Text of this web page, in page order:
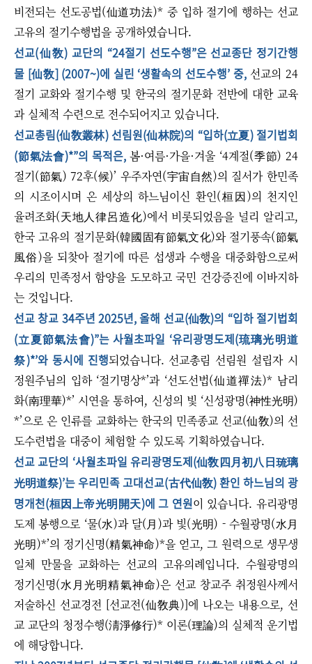
비전되는 선도공법(仙道功法)* 중 입하 절기에 행하는 선교
고유의 절기수행법을 공개하였습니다.​
선교(仙敎) 교단의 “24절기 선도수행”은 선교종단 정기간행
물 [仙敎] (2007~)에 실린 ‘생활속의 선도수행’ 중,선교의 24
절기 교화와 절기수행 및 한국의 절기문화 전반에 대한 교육
과 실체적 수련으로 전수되어지고 있습니다.
선교총림(仙敎叢林) 선림원(仙林院)의 “입하(立夏) 절기법회
(節氣法會)*”의 목적은,봄·여름·가을·겨울 ‘4계절(季節) 24
절기(節氣) 72후(候)’ 우주자연(宇宙自然)의 질서가 한민족
의 시조이시며 온 세상의 하느님이신 환인(桓因)의 천지인
율려조화(天地人律呂造化)에서 비롯되었음을 널리 알리고,
한국 고유의 절기문화(韓國固有節氣文化)와 절기풍속(節氣
風俗)을 되찾아 절기에 따른 섭생과 수행을 대중화함으로써
우리의 민족정서 함양을 도모하고 국민 건강증진에 이바지하
는 것입니다.
선교 창교 34주년 2025년, 올해 선교(仙敎)의 “입하 절기법회
(立夏節氣法會)”는 사월초파일 ‘유리광명도제(琉璃光明道
祭)*’와 동시에 진행되었습니다. 선교총림 선림원 설립자 시
정원주님의 입하 ‘절기명상*’과 ‘선도선법(仙道禪法)* 남리
화(南理華)*’ 시연을 통하여, 신성의 빛 ‘신성광명(神性光明)
*’으로 온 인류를 교화하는 한국의 민족종교 선교(仙敎)의 선
도수련법을 대중이 체험할 수 있도록 기획하였습니다.
선교 교단의 ‘사월초파일 유리광명도제(仙敎四月初八日琉璃
光明道祭)’는 우리민족 고대선교(古代仙敎) 환인 하느님의 광
명개천(桓因上帝光明開天)에 그 연원이 있습니다. 유리광명
도제 봉행으로 ‘물(水)과 달(月)과 빛(光明) - 수월광명(水月
光明)*’의 정기신명(精氣神命)*을 얻고, 그 원력으로 생무생
일체 만물을 교화하는 선교의 고유의례입니다. 수월광명의
정기신명(水月光明精氣神命)은 선교 창교주 취정원사께서
저술하신 선교경전 [선교전(仙敎典)]에 나오는 내용으로, 선
교 교단의 청정수행(淸淨修行)* 이론(理論)의 실체적 운기법
에 해당합니다.